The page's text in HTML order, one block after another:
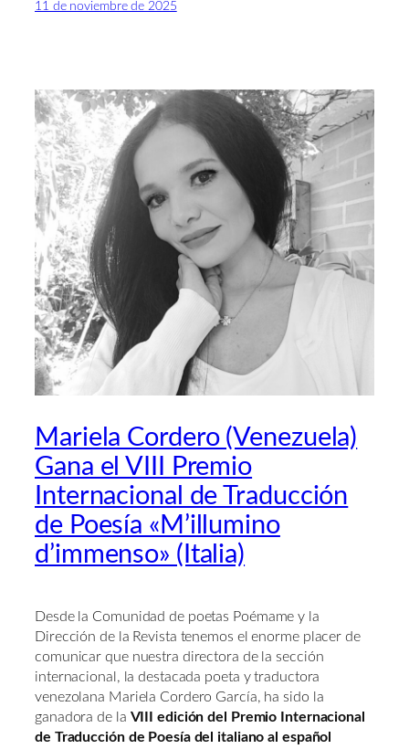
11 de noviembre de 2025
Mariela Cordero (Venezuela)
Gana el VIII Premio
Internacional de Traducción
de Poesía «M’illumino
d’immenso» (Italia)
Desde la Comunidad de poetas Poémame y la
Dirección de la Revista tenemos el enorme placer de
comunicar que nuestra directora de la sección
internacional, la destacada poeta y traductora
venezolana Mariela Cordero García, ha sido la
ganadora de la VIII edición del Premio Internacional
de Traducción de Poesía del italiano al español